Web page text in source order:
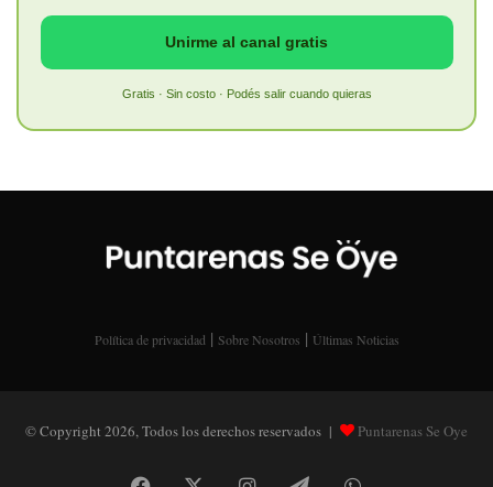
Unirme al canal gratis
Gratis · Sin costo · Podés salir cuando quieras
Política de privacidad | Sobre Nosotros | Últimas Noticias
© Copyright 2026, Todos los derechos reservados | Puntarenas Se Oye